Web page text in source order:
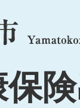
menu
保